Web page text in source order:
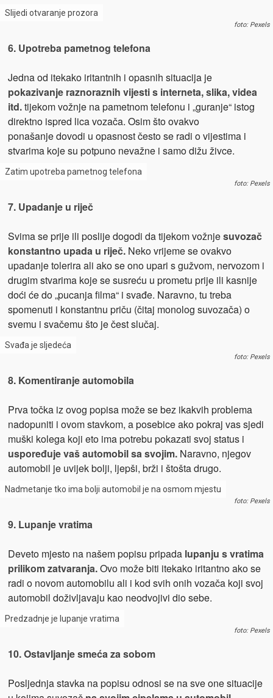
Slijedi otvaranje prozora
foto: Pexels
6. Upotreba pametnog telefona
Jedna od itekako iritantnih i opasnih situacija je
pokazivanje raznoraznih vijesti s interneta, slika, videa
itd.tijekom vožnje na pametnom telefonu i „guranje“ istog
direktno ispred lica vozača. Osim što ovakvo
ponašanje dovodi u opasnost često se radi o vijestima i
stvarima koje su potpuno nevažne i samo dižu živce.
Zatim upotreba pametnog telefona
foto: Pexels
7. Upadanje u riječ
Svima se prije ili poslije dogodi da tijekom vožnjesuvozač
konstantno upada u riječ.Neko vrijeme se ovakvo
upadanje tolerira ali ako se ono upari s gužvom, nervozom i
drugim stvarima koje se susreću u prometu prije ili kasnije
doći će do „pucanja filma“ i svađe. Naravno, tu treba
spomenuti i konstantnu priču (čitaj monolog suvozača) o
svemu i svačemu što je čest slučaj.
Svađa je sljedeća
foto: Pexels
8. Komentiranje automobila
Prva točka iz ovog popisa može se bez ikakvih problema
nadopuniti i ovom stavkom, a posebice ako pokraj vas sjedi
muški kolega koji eto ima potrebu pokazati svoj status i
uspoređuje vaš automobil sa svojim.Naravno, njegov
automobil je uvijek bolji, ljepši, brži i štošta drugo.
Nadmetanje tko ima bolji automobil je na osmom mjestu
foto: Pexels
9. Lupanje vratima
Deveto mjesto na našem popisu pripada lupanju s vratima
prilikom zatvaranja.Ovo može biti itekako iritantno ako se
radi o novom automobilu ali i kod svih onih vozača koji svoj
automobil doživljavaju kao neodvojivi dio sebe.
Predzadnje je lupanje vratima
foto: Pexels
10. Ostavljanje smeća za sobom
Posljednja stavka na popisu odnosi se na sve one situacije